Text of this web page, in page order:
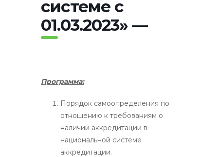
системе с
01.03.2023» —
Программа:
Порядок самоопределения по
отношению к требованиям о
наличии аккредитации в
национальной системе
аккредитации.